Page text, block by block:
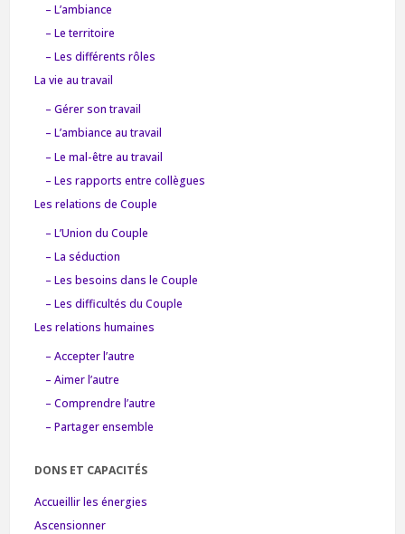
– L’ambiance
– Le territoire
– Les différents rôles
La vie au travail
– Gérer son travail
– L’ambiance au travail
– Le mal-être au travail
– Les rapports entre collègues
Les relations de Couple
– L’Union du Couple
– La séduction
– Les besoins dans le Couple
– Les difficultés du Couple
Les relations humaines
– Accepter l’autre
– Aimer l’autre
– Comprendre l’autre
– Partager ensemble
DONS ET CAPACITÉS
Accueillir les énergies
Ascensionner